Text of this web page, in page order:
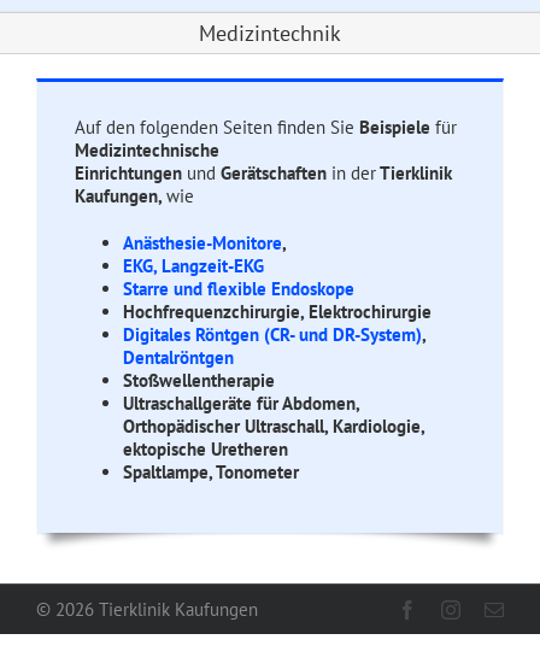
Medizintechnik
Auf den folgenden Seiten finden Sie Beispiele für
Medizintechnische
Einrichtungen und Gerätschaften in derTierklinik
Kaufungen, wie
Anästhesie-Monitore,
EKG, Langzeit-EKG
Starre und flexible Endoskope
Hochfrequenzchirurgie, Elektrochirurgie
Digitales Röntgen (CR- und DR-System),
Dentalröntgen
Stoßwellentherapie
Ultraschallgeräte für Abdomen,
Orthopädischer Ultraschall, Kardiologie,
ektopische Uretheren
Spaltlampe, Tonometer
© 2026 Tierklinik Kaufungen FacebookInstagram
E-